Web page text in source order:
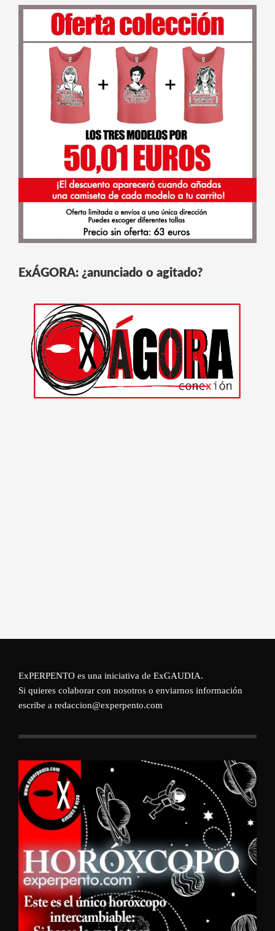
ExÁGORA: ¿anunciado o agitado?
ExPERPENTO es una iniciativa de ExGAUDIA.
Si quieres colaborar con nosotros o enviarnos información
escribe a redaccion@experpento.com